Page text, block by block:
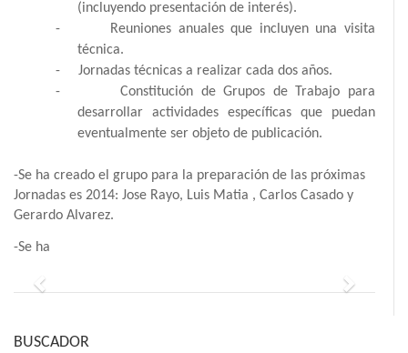
(incluyendo presentación de interés).
-
Reuniones anuales que incluyen una visita
técnica.
-
Jornadas técnicas a realizar cada dos años.
-
Constitución de Grupos de Trabajo para
desarrollar actividades específicas que puedan
eventualmente ser objeto de publicación.
-Se ha creado el grupo para la preparación de las próximas
Jornadas es 2014: Jose Rayo, Luis Matia , Carlos Casado y
Gerardo Alvarez.
-Se ha
Previous Next
BUSCADOR